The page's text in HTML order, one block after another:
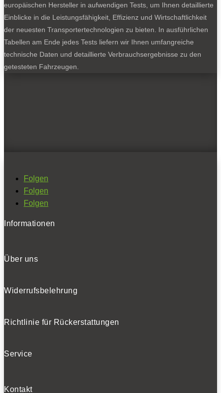
europäischen Hersteller in aufwendigen Tests, um Ihnen detaillierte
Einblicke in die Leistungsfähigkeit, Effizienz und Wirtschaftlichkeit
der neuesten Transportertechnologien zu bieten. In ausführlichen
Tabellen am Ende jedes Tests liefern wir Ihnen umfangreiche
technische Daten und detaillierte Verbrauchsergebnisse zu den
getesteten Fahrzeugen.
Folgen
Folgen
Folgen
Informationen
Über uns
Widerrufsbelehrung
Richtlinie für Rückerstattungen
Service
Kontakt